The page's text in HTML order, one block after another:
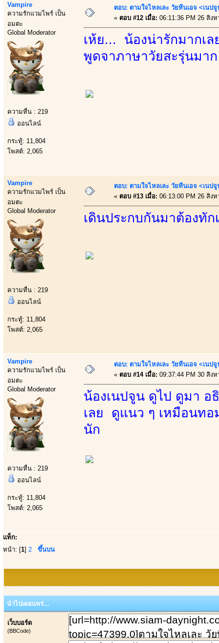
Vampire
ความรักแวมไพร์ เป็น
อมตะ
Global Moderator
ความหื่น : 219
ออนไลน์
กระทู้: 11,804
โพสต์: 2,065
ตอบ: ตามใจไหลเละ วัยทีนเอจ <เนป
« ตอบ #12 เมื่อ: 06:11:36 PM 26 สิง
เห้ย... น้องน่ารักมากเ
พูดจาภาษาวัยสะรุ่นมาก
Vampire
ความรักแวมไพร์ เป็น
อมตะ
Global Moderator
ความหื่น : 219
ออนไลน์
กระทู้: 11,804
โพสต์: 2,065
ตอบ: ตามใจไหลเละ วัยทีนเอจ <เนป
« ตอบ #13 เมื่อ: 06:13:00 PM 26 สิง
เดินประกบกันมาต้องทั
Vampire
ความรักแวมไพร์ เป็น
อมตะ
Global Moderator
ความหื่น : 219
ออนไลน์
กระทู้: 11,804
โพสต์: 2,065
ตอบ: ตามใจไหลเละ วัยทีนเอจ <เนป
« ตอบ #14 เมื่อ: 09:37:44 PM 30 สิง
น้องเนปจูน ดูไป ดูมา อ
เลย ดูแนว ๆ เหมือนท
นัก
แท็ก:
หน้า: [1] 2 ขึ้นบน
นำไปเผยแพร่...
เว็บบอร์ด
(BBCode)